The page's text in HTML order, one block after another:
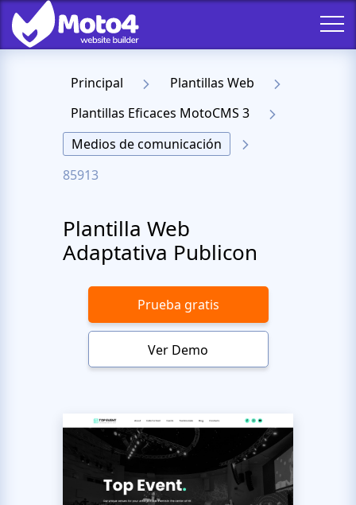
Principal
Plantillas Web
Plantillas Eficaces MotoCMS 3
Medios de comunicación
85913
Plantilla Web
Adaptativa Publicon
Prueba gratis
Ver Demo